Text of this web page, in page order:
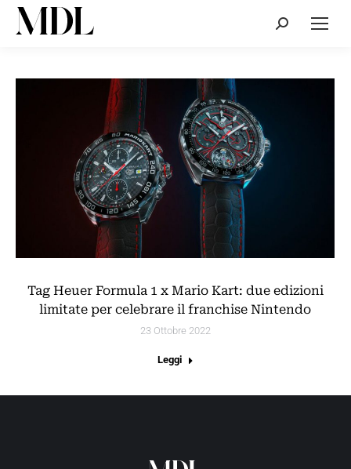
Cerca:
Tag Heuer Formula 1 x Mario Kart: due edizioni
limitate per celebrare il franchise Nintendo
23 Ottobre 2022
Leggi